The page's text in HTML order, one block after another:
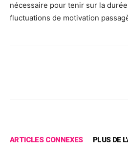
nécessaire pour tenir sur la
fluctuations de motivation
ARTICLES CONNEXES PLUS DE